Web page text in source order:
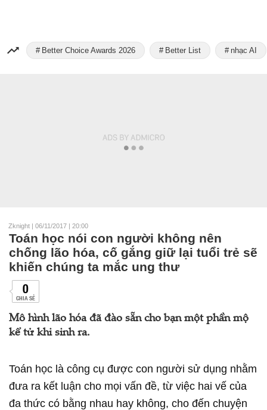
Better Choice Awards 2026 Better List nhạc AI
Zknight | 06/11/2017 | 20:00
Toán học nói con người không nên
chống lão hóa, cố gắng giữ lại tuổi trẻ sẽ
khiến chúng ta mắc ung thư
0
CHIA SẺ
Mô hình lão hóa đã đào sẵn cho bạn một phần mộ
kể tử khi sinh ra.
Toán học là công cụ được con người sử dụng nhằm
đưa ra kết luận cho mọi vấn đề, từ việc hai vế của
đa thức có bằng nhau hay không, cho đến chuyện